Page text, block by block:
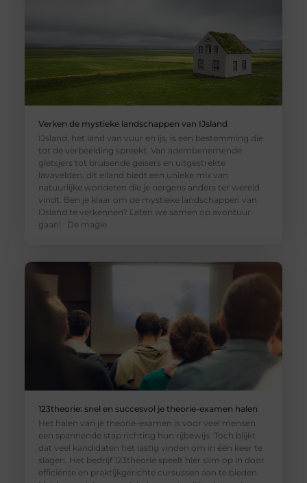
Verken de mystieke landschappen van IJsland
IJsland, het land van vuur en ijs, is een bestemming die
tot de verbeelding spreekt. Van adembenemende
gletsjers tot bruisende geisers en uitgestrekte
lavavelden, dit eiland biedt een unieke mix van
natuurlijke wonderen die je nergens anders ter wereld
vindt. Ben je klaar om de mystieke landschappen van
IJsland te verkennen? Laten we samen op avontuur
gaan! De magie
123theorie: snel en succesvol je theorie-examen halen
Het halen van je theorie-examen is voor veel mensen
een spannende stap richting hun rijbewijs. Toch blijkt
dat veel kandidaten het lastig vinden om in één keer te
slagen. Het bedrijf 123theorie speelt hier slim op in door
efficiënte en praktijkgerichte cursussen aan te bieden.